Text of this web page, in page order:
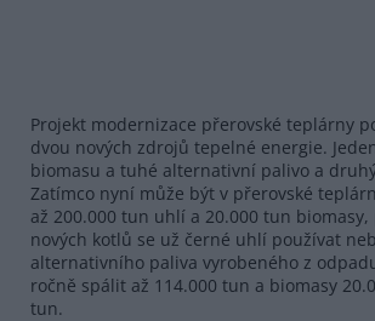
Projekt modernizace přerovské teplárny
dvou nových zdrojů tepelné energie.
biomasu a tuhé alternativní palivo a
Zatímco nyní může být v přerovské
až 200.000 tun uhlí a 20.000 tun biomasy,
nových kotlů se už černé uhlí používat
alternativního paliva vyrobeného z
ročně spálit až 114.000 tun a biomasy
tun.